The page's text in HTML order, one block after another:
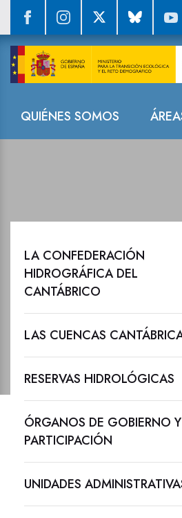
QUIÉNES SOMOS
Sala de
LA CONFEDERACIÓN
HIDROGRÁFICA DEL
CANTÁBRICO
LAS CUENCAS
RESERVAS HIDROLÓGICAS
ÓRGANOS DE GOBIERNO Y
PARTICIPACIÓN
UNIDADES